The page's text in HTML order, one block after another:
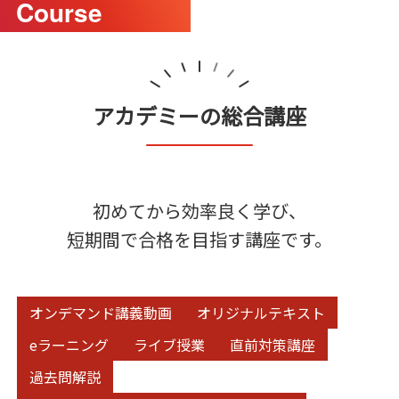
Course
アカデミーの総合講座
初めてから効率良く学び、
短期間で合格を目指す講座です。
オンデマンド講義動画
オリジナルテキスト
eラーニング
ライブ授業
直前対策講座
過去問解説